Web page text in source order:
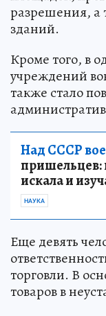
разрешения, а
зданий.
Кроме того, в
учреждений
также стало
Над СССР
пришельцев:
искала и
НАУКА
Еще девять
торговли. В
товаров в